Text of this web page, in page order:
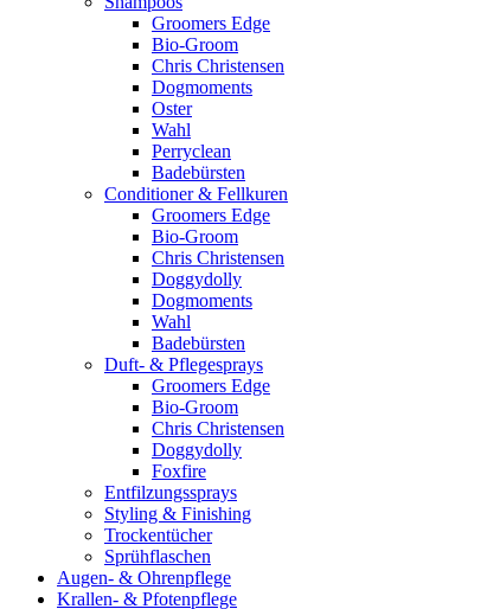
Groomers Edge
Bio-Groom
Chris Christensen
Dogmoments
Oster
Wahl
Perryclean
Badebürsten
Conditioner & Fellkuren
Groomers Edge
Bio-Groom
Chris Christensen
Doggydolly
Dogmoments
Wahl
Badebürsten
Duft- & Pflegesprays
Groomers Edge
Bio-Groom
Chris Christensen
Doggydolly
Foxfire
Entfilzungssprays
Styling & Finishing
Trockentücher
Sprühflaschen
Augen- & Ohrenpflege
Krallen- & Pfotenpflege